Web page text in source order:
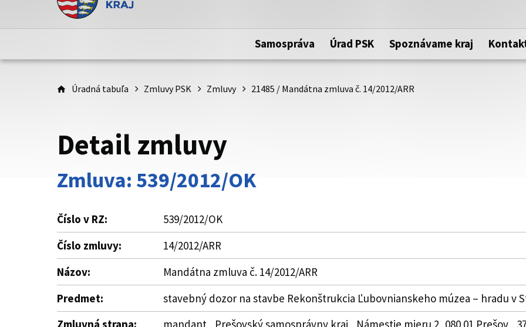
Toto je oficiálna webová stránka Prešovského samosprávneho kraja.
zabezpečenú webovú
https:// pred názvom
Samospráva Úrad PSK Spoznávame kraj
Úradná tabuľa Zmluvy PSK Zmluvy 21485 / Mandátna zmluva č. 14/2012/ARR
Detail zmluvy
Zmluva: 539/2012/OK
Číslo v RZ:
539/2012/OK
Číslo zmluvy:
14/2012/ARR
Názov:
Mandátna zmluva č. 14/2012/ARR
Predmet:
stavebný dozor na stavbe Rekonštrukcia Ľubovnianskeho múzea – hradu v
Zmluvná strana:
mandant , Prešovský samosprávny kraj , Námestie mieru 2, 080 01 Prešov ,